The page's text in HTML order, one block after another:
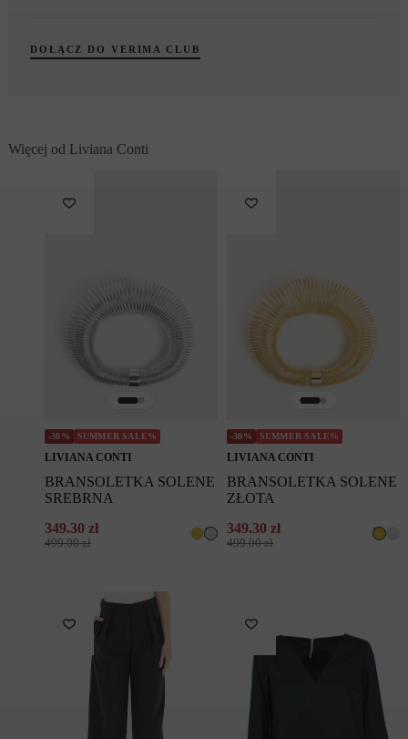
DOŁĄCZ DO VERIMA CLUB
Więcej od Liviana Conti
-30% SUMMER SALE%
LIVIANA CONTI
BRANSOLETKA SOLENE
SREBRNA
499.00zł
Pierwotna
349.30 zł
Aktualna
-30% SUMMER SALE%
LIVIANA CONTI
BRANSOLETKA SOLENE
ZŁOTA
499.00zł
Pierwotna
349.30 zł
Aktualna